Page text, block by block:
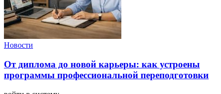
Новости
От диплома до новой карьеры: как устроены
программы профессиональной переподготовки